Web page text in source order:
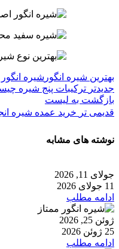
بهترین شیره انگور شیره
جدیدتر ترکیبات پنج شیره چیست؟ 5 شیره
بازگشت به لیست
قدیمی تر خرید عمده شیره
نوشته های مشابه
جولای 11, 2026
11 جولای 2026
ادامه مطلب
ژوئن 25, 2026
25 ژوئن 2026
ادامه مطلب